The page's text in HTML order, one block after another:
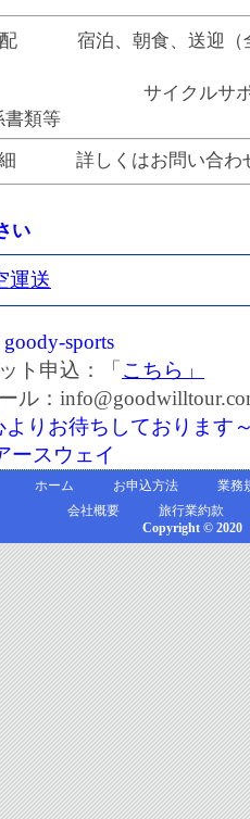
配 宿泊、朝食、送迎（全
ルサポー
書類等
細 詳しくはお問い合わ
い
運送
sports
ト申込：「 こちら」
よりお待ちしております
ウェイ
ホーム お申込方法
業務
会社概要
旅行業約款
Copyright © 2020